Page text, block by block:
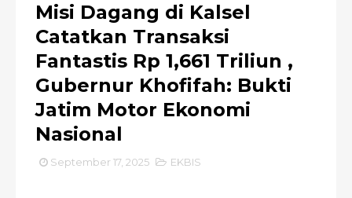
Misi Dagang di Kalsel
Catatkan Transaksi
Fantastis Rp 1,661 Triliun ,
Gubernur Khofifah: Bukti
Jatim Motor Ekonomi
Nasional
September 17, 2025 EKBIS